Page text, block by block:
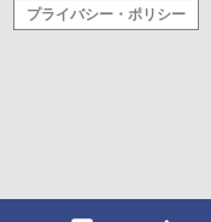
プライバシー・ポリシー